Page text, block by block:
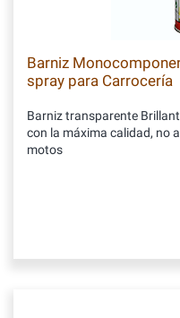
Barniz
spray para Carrocería
Barniz transparente
con la máxima calidad, no
motos